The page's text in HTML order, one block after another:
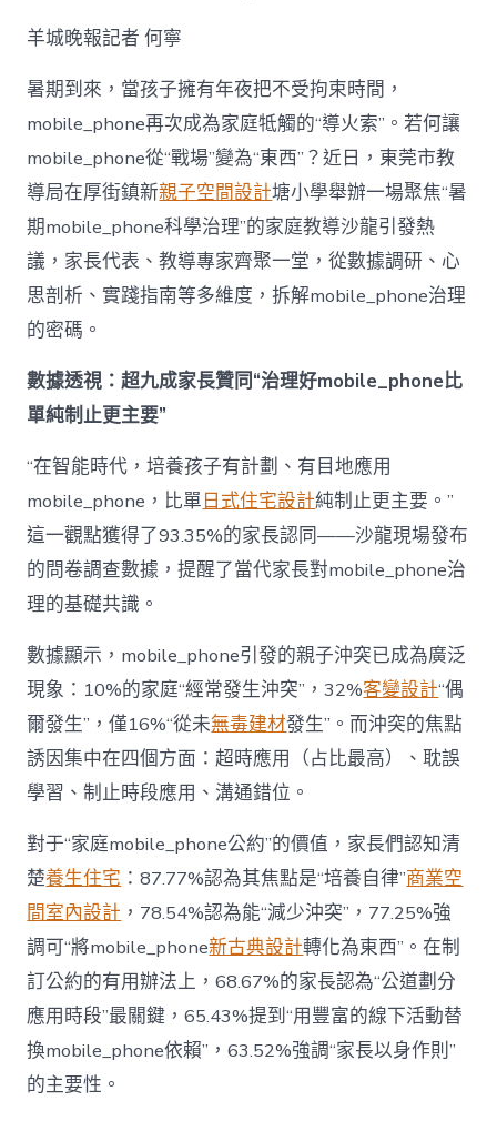
治
理
難
題？
讓
mobilJIUYI
俱
意
空
間
設
成
為
東
西”，
而
非
“家
庭
中
羊城晚報記者 何寧
暑期到來，當孩子擁有年夜把不受拘束時間，
mobile_phone再次成為家庭牴觸的“導火索”。若何讓
mobile_phone從“戰場”變為“東西”？近日，東莞市教
導局在厚街鎮新親子空間設計塘小學舉辦一場聚焦“暑
期mobile_phone科學治理”的家庭教導沙龍引發熱
議，家長代表、教導專家齊聚一堂，從數據調研、心
思剖析、實踐指南等多維度，拆解mobile_phone治理
的密碼。
數據透視：超九成家長贊同“治理好mobile_phone比
單純制止更主要”
“在智能時代，培養孩子有計劃、有目地應用
mobile_phone，比單日式住宅設計純制止更主要。”
這一觀點獲得了93.35%的家長認同——沙龍現場發布
的問卷調查數據，提醒了當代家長對mobile_phone治
理的基礎共識。
數據顯示，mobile_phone引發的親子沖突已成為廣泛
現象：10%的家庭“經常發生沖突”，32%客變設計“偶
爾發生”，僅16%“從未無毒建材發生”。而沖突的焦點
誘因集中在四個方面：超時應用（占比最高）、耽誤
學習、制止時段應用、溝通錯位。
對于“家庭mobile_phone公約”的價值，家長們認知清
楚養生住宅 ：87.77%認為其焦點是“培養自律”商業空
間室內設計 ，78.54%認為能“減少沖突”，77.25%強
調可“將mobile_phone新古典設計轉化為東西”。在制
訂公約的有用辦法上，68.67%的家長認為“公道劃分
應用時段”最關鍵，65.43%提到“用豐富的線下活動替
換mobile_phone依賴”，63.52%強調“家長以身作則”
的主要性。